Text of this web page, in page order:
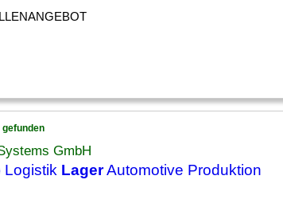
gefunden
GmbH
Logistik LagerAutomotive Produktion